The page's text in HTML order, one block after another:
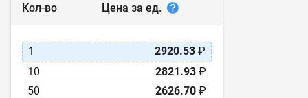
Кол-во Цена за ед.
1 2920.53 ₽
10
2821.93 ₽
50
2626.70 ₽